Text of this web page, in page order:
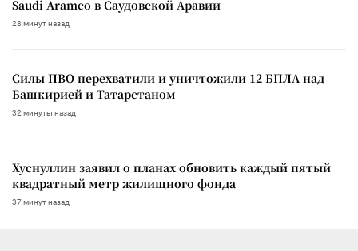
Saudi Aramco в Саудовской Аравии
28 минут назад
Силы ПВО перехватили и уничтожили 12 БПЛА над
Башкирией и Татарстаном
32 минуты назад
Хуснуллин заявил о планах обновить каждый пятый
квадратный метр жилищного фонда
37 минут назад